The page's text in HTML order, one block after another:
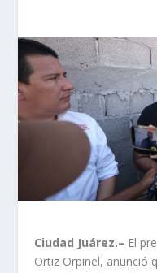
Ciudad Juárez.– El
Ortiz Orpinel, anunció